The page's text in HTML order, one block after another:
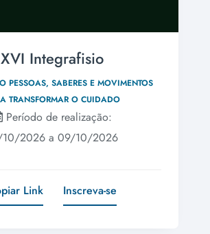
XVI Integrafisio
PESSOAS, SABERES E MOVIMENTOS
TRANSFORMAR O CUIDADO
Período de realização:
2026 a 09/10/2026
Link Inscreva-se